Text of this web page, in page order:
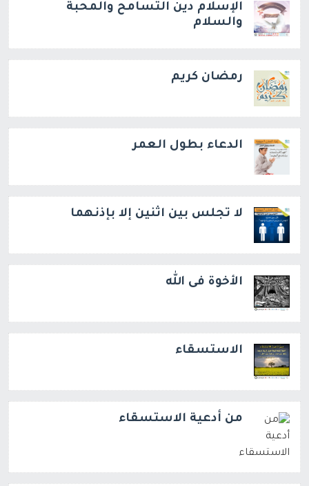
الإسلام دين التسامح والمحبة
والسلام
رمضان كريم
الدعاء بطول العمر
لا تجلس بين اثنين إلا بإذنهما
الأخوة فى الله
الاستسقاء
من أدعية الاستسقاء